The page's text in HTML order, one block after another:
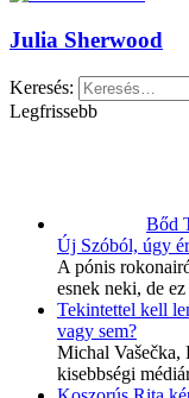
Julia Sherwood
Keresés:
Legfrissebb
Bőd
Új Szóból, úgy
A pónis
esnek neki, de
Tekintettel kell
vagy sem?
Michal Vašečka,
kisebbségi